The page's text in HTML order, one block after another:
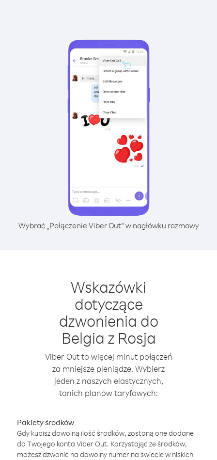
Wybrać „Połączenie Viber Out” w nagłówku rozmowy
Wskazówki
dotyczące
dzwonienia do
Belgia z Rosja
Viber Out to więcej minut połączeń
za mniejsze pieniądze. Wybierz
jeden z naszych elastycznych,
tanich planów taryfowych:
Pakiety środków
Gdy kupisz dowolną ilość środków, zostaną one dodane
do Twojego konta Viber Out. Korzystając ze środków,
możesz dzwonić na dowolny numer na świecie w niskich